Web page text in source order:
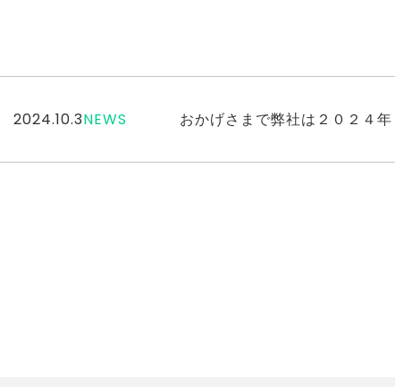
2024.10.3NEWS おかげさまで弊社は２０２４